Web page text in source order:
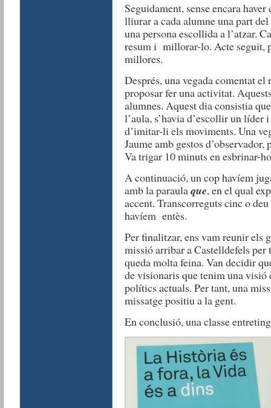
Seguidament, sense encara
lliurar a cada alumne una part
una persona escollida a l’atzar.
resum i millorar-lo. Acte seguit,
millores.
Després, una vegada comentat
proposar fer una activitat.
alumnes. Aquest dia consistia
l’aula, s’havia d’escollir un
d’imitar-li els moviments. Una
Jaume amb gestos
Va trigar 10 minuts en esbrinar-
A continuació, un cop havíem
amb la paraulaque, en el qual
accent. Transcorreguts cinc o
havíem entès.
Per finalitzar, ens vam reunir els
missió arribar a Castelldefels per
queda molta feina. Van decidir
de visionaris que tenim una
polítics actuals. Per tant, una
missatge positiu a la gent.
En conclusió, una classe